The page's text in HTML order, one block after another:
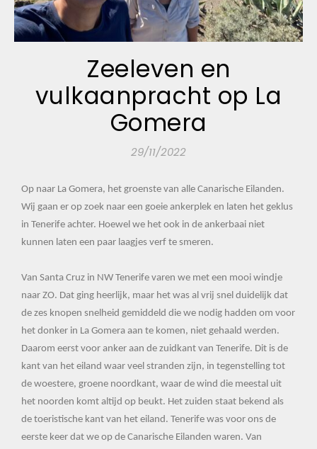
Zeeleven en
vulkaanpracht op La
Gomera
29/11/2022
Op naar La Gomera, het groenste van alle Canarische Eilanden.
Wij gaan er op zoek naar een goeie ankerplek en laten het geklus
in Tenerife achter. Hoewel we het ook in de ankerbaai niet
kunnen laten een paar laagjes verf te smeren.
Van Santa Cruz in NW Tenerife varen we met een mooi windje
naar ZO. Dat ging heerlijk, maar het was al vrij snel duidelijk dat
de zes knopen snelheid gemiddeld die we nodig hadden om voor
het donker in La Gomera aan te komen, niet gehaald werden.
Daarom eerst voor anker aan de zuidkant van Tenerife. Dit is de
kant van het eiland waar veel stranden zijn, in tegenstelling tot
de woestere, groene noordkant, waar de wind die meestal uit
het noorden komt altijd op beukt. Het zuiden staat bekend als
de toeristische kant van het eiland. Tenerife was voor ons de
eerste keer dat we op de Canarische Eilanden waren. Van